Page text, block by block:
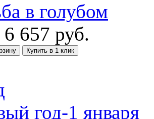
в голубом
6 657 руб.
Купить в 1 клик
год-1 января